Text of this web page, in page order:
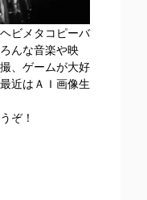
ビメタコピーバ
んな音楽や映
、ゲームが大好
近はＡＩ画像生
ぞ！